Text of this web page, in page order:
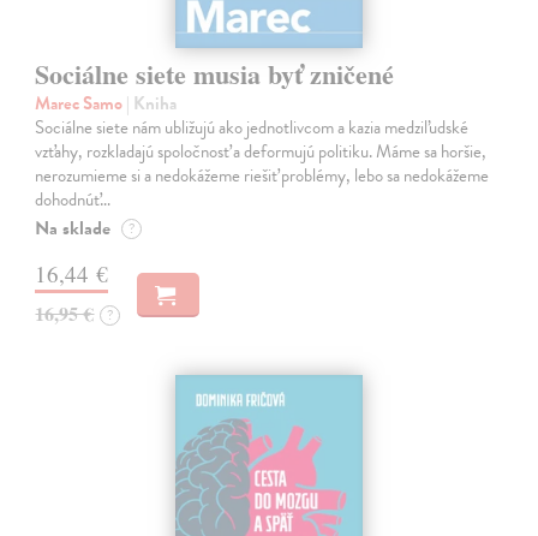
Sociálne siete musia byť zničené
Marec Samo| Kniha
Sociálne siete nám ubližujú ako jednotlivcom a kazia medziľudské
vzťahy, rozkladajú spoločnosť a deformujú politiku. Máme sa horšie,
nerozumieme si a nedokážeme riešiť problémy, lebo sa nedokážeme
dohodnúť…
Na sklade ?
16,44 €
16,95 € ?